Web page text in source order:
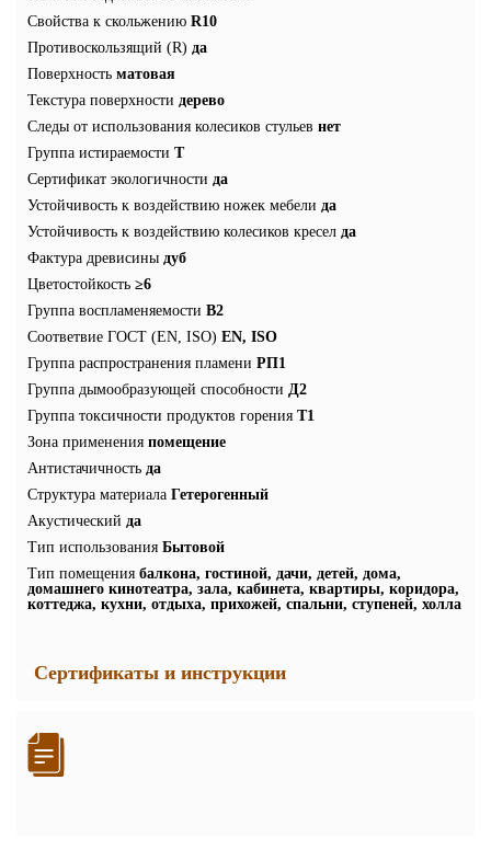
Свойства к скольжению R10
Противоскользящий (R) да
Поверхность матовая
Текстура поверхности дерево
Следы от использования колесиков стульев нет
Группа истираемости Т
Сертификат экологичности да
Устойчивость к воздействию ножек мебели да
Устойчивость к воздействию колесиков кресел да
Фактура древисины дуб
Цветостойкость ≥6
Группа воспламеняемости В2
Соответвие ГОСТ (EN, ISO) EN, ISO
Группа распространения пламени РП1
Группа дымообразующей способности Д2
Группа токсичности продуктов горения Т1
Зона применения помещение
Антистачичность да
Структура материала Гетерогенный
Акустический да
Тип использования Бытовой
Тип помещения балкона, гостиной, дачи, детей, дома,
домашнего кинотеатра, зала, кабинета, квартиры, коридора,
коттеджа, кухни, отдыха, прихожей, спальни, ступеней, холла
Сертификаты и инструкции